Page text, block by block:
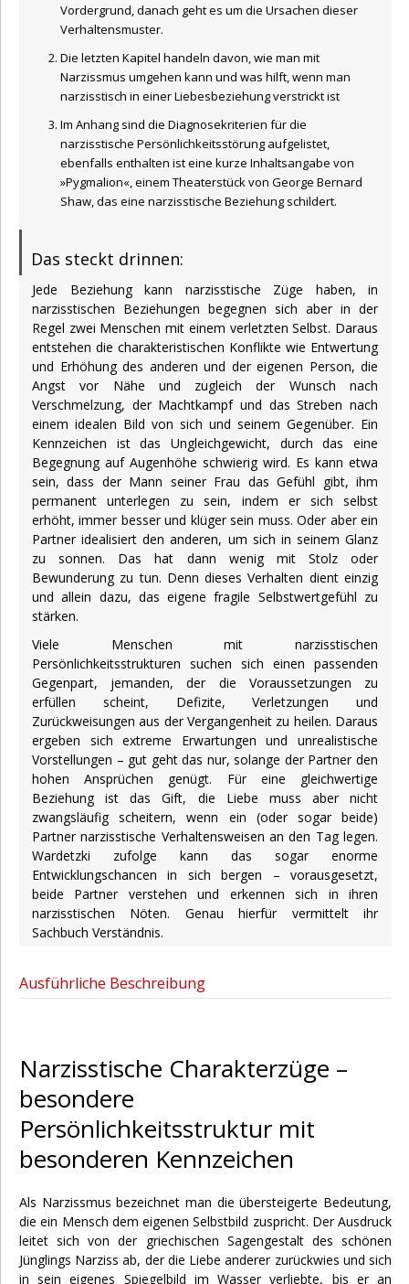
Vordergrund, danach geht es um die Ursachen dieser
Verhaltensmuster.
Die letzten Kapitel handeln davon, wie man mit
Narzissmus umgehen kann und was hilft, wenn man
narzisstisch in einer Liebesbeziehung verstrickt ist
Im Anhang sind die Diagnosekriterien für die
narzisstische Persönlichkeitsstörung aufgelistet,
ebenfalls enthalten ist eine kurze Inhaltsangabe von
»Pygmalion«, einem Theaterstück von George Bernard
Shaw, das eine narzisstische Beziehung schildert.
Das steckt drinnen:
Jede Beziehung kann narzisstische Züge haben, in
narzisstischen Beziehungen begegnen sich aber in der
Regel zwei Menschen mit einem verletzten Selbst. Daraus
entstehen die charakteristischen Konflikte wie Entwertung
und Erhöhung des anderen und der eigenen Person, die
Angst vor Nähe und zugleich der Wunsch nach
Verschmelzung, der Machtkampf und das Streben nach
einem idealen Bild von sich und seinem Gegenüber. Ein
Kennzeichen ist das Ungleichgewicht, durch das eine
Begegnung auf Augenhöhe schwierig wird. Es kann etwa
sein, dass der Mann seiner Frau das Gefühl gibt, ihm
permanent unterlegen zu sein, indem er sich selbst
erhöht, immer besser und klüger sein muss. Oder aber ein
Partner idealisiert den anderen, um sich in seinem Glanz
zu sonnen. Das hat dann wenig mit Stolz oder
Bewunderung zu tun. Denn dieses Verhalten dient einzig
und allein dazu, das eigene fragile Selbstwertgefühl zu
stärken.
Viele Menschen mit narzisstischen
Persönlichkeitsstrukturen suchen sich einen passenden
Gegenpart, jemanden, der die Voraussetzungen zu
erfüllen scheint, Defizite, Verletzungen und
Zurückweisungen aus der Vergangenheit zu heilen. Daraus
ergeben sich extreme Erwartungen und unrealistische
Vorstellungen – gut geht das nur, solange der Partner den
hohen Ansprüchen genügt. Für eine gleichwertige
Beziehung ist das Gift, die Liebe muss aber nicht
zwangsläufig scheitern, wenn ein (oder sogar beide)
Partner narzisstische Verhaltensweisen an den Tag legen.
Wardetzki zufolge kann das sogar enorme
Entwicklungschancen in sich bergen – vorausgesetzt,
beide Partner verstehen und erkennen sich in ihren
narzisstischen Nöten. Genau hierfür vermittelt ihr
Sachbuch Verständnis.
Ausführliche Beschreibung
Narzisstische Charakterzüge –
besondere
Persönlichkeitsstruktur mit
besonderen Kennzeichen
Als Narzissmus bezeichnet man die übersteigerte Bedeutung,
die ein Mensch dem eigenen Selbstbild zuspricht. Der Ausdruck
leitet sich von der griechischen Sagengestalt des schönen
Jünglings Narziss ab, der die Liebe anderer zurückwies und sich
in sein eigenes Spiegelbild im Wasser verliebte, bis er an